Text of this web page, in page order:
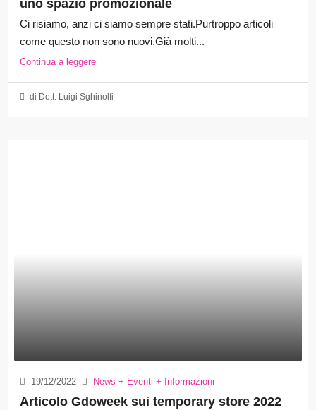
uno spazio promozionale
Ci risiamo, anzi ci siamo sempre stati.Purtroppo articoli
come questo non sono nuovi.Già molti...
Continua a leggere
di Dott. Luigi Sghinolfi
19/12/2022 News + Eventi + Informazioni
Articolo Gdoweek sui temporary store 2022